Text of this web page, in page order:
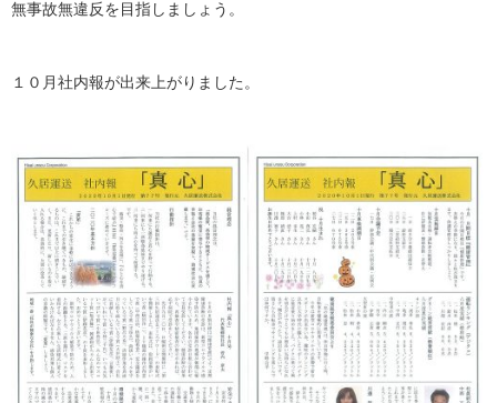
無事故無違反を目指しましょう。
１０月社内報が出来上がりました。